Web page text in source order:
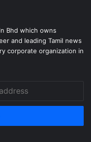
Bhd which owns
and leading Tamil news
corporate organization in